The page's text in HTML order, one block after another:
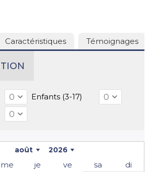
Caractéristiques Témoignages
Enfants (3-17)
août 2026
me je ve sa di